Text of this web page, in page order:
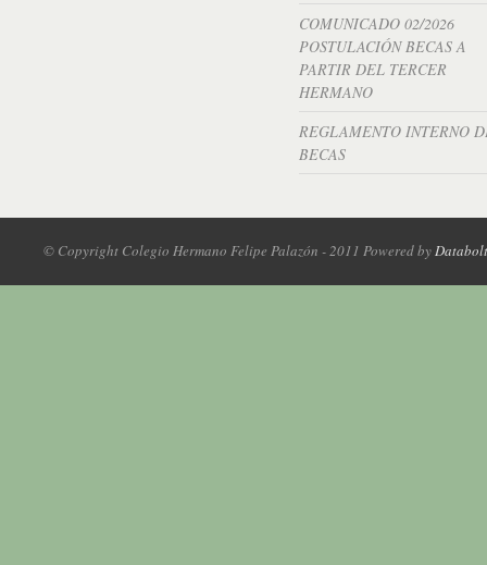
COMUNICADO 02/2026
POSTULACIÓN BECAS A
PARTIR DEL TERCER
HERMANO
REGLAMENTO INTERNO
BECAS
© Copyright Colegio Hermano Felipe Palazón - 2011 Powered byDatabolt